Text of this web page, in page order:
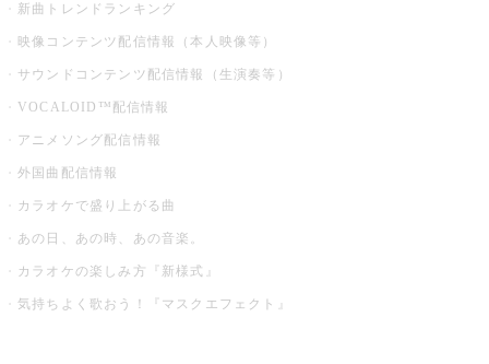
新曲トレンドランキング
映像コンテンツ配信情報（本人映像等）
サウンドコンテンツ配信情報（生演奏等）
VOCALOID™配信情報
アニメソング配信情報
外国曲配信情報
カラオケで盛り上がる曲
あの日、あの時、あの音楽。
カラオケの楽しみ方『新様式』
気持ちよく歌おう！『マスクエフェクト』